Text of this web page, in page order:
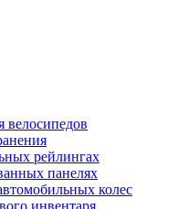
велосипедов
рейлингах
панелях
колес
инвентаря